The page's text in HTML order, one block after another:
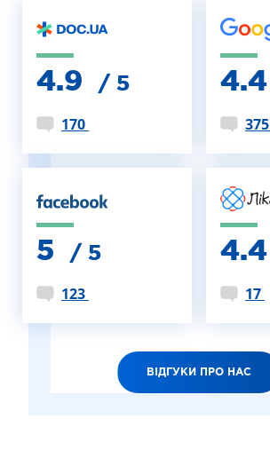
4.9 / 5
170
4.4
375
5 / 5
123
4.4
17
ВІДГУКИ ПРО НАС